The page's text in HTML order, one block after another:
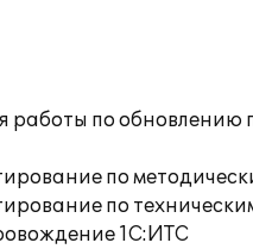
работы по
по
по
1С:ИТС